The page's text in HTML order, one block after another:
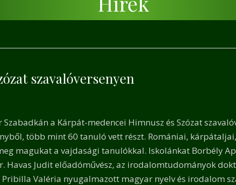
szavalóversenyen
Szabadkán a Kárpát-medencei Himnusz és Szózat
több mint 60 tanuló vett részt. Romániai,
magukat a vajdasági tanulókkal. Iskolánkat Borbély
Havas Judit előadóművész, az irodalomtudományok
Valéria nyugalmazott magyar nyelv és irodalom